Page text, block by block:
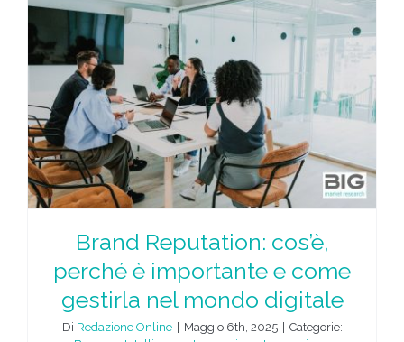
Brand Reputation: cos’è,
perché è importante e come
gestirla nel mondo digitale
Di Redazione Online | Maggio 6th, 2025 | Categorie: